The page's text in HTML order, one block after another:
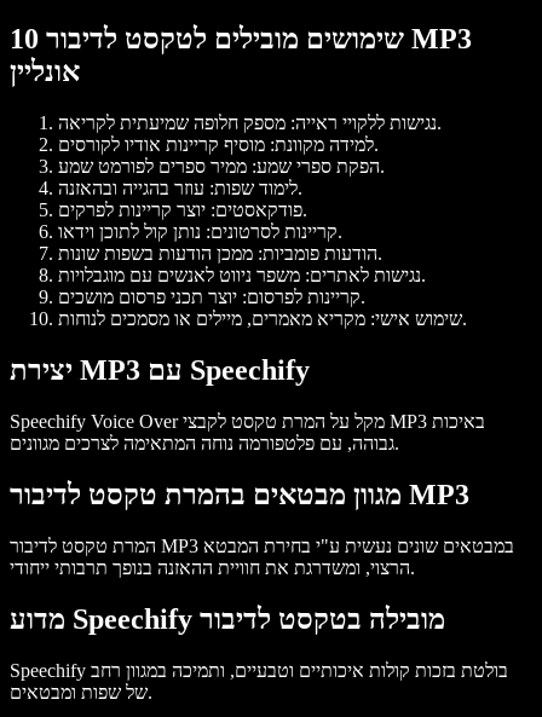
10 שימושים מובילים לטקסט לדיבור MP3
אונליין
נגישות ללקויי ראייה: מספק חלופה שמיעתית לקריאה.
למידה מקוונת: מוסיף קריינות אודיו לקורסים.
הפקת ספרי שמע: ממיר ספרים לפורמט שמע.
לימוד שפות: עוזר בהגייה ובהאזנה.
פודקאסטים: יוצר קריינות לפרקים.
קריינות לסרטונים: נותן קול לתוכן וידאו.
הודעות פומביות: ממכן הודעות בשפות שונות.
נגישות לאתרים: משפר ניווט לאנשים עם מוגבלויות.
קריינות לפרסום: יוצר תכני פרסום מושכים.
שימוש אישי: מקריא מאמרים, מיילים או מסמכים לנוחות.
יצירת MP3 עם Speechify
Speechify Voice Over מקל על המרת טקסט לקבצי MP3 באיכות
גבוהה, עם פלטפורמה נוחה המתאימה לצרכים מגוונים.
מגוון מבטאים בהמרת טקסט לדיבור MP3
המרת טקסט לדיבור MP3 במבטאים שונים נעשית ע"י בחירת המבטא
הרצוי, ומשדרגת את חוויית ההאזנה בנופך תרבותי ייחודי.
מדוע Speechify מובילה בטקסט לדיבור
Speechify בולטת בזכות קולות איכותיים וטבעיים, ותמיכה במגוון רחב
של שפות ומבטאים.